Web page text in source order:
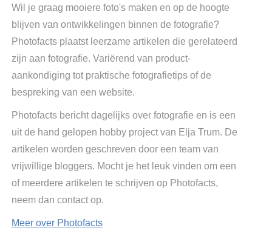
Wil je graag mooiere foto's maken en op de hoogte
blijven van ontwikkelingen binnen de fotografie?
Photofacts plaatst leerzame artikelen die gerelateerd
zijn aan fotografie. Variërend van product-
aankondiging tot praktische fotografietips of de
bespreking van een website.
Photofacts bericht dagelijks over fotografie en is een
uit de hand gelopen hobby project van Elja Trum. De
artikelen worden geschreven door een team van
vrijwillige bloggers. Mocht je het leuk vinden om een
of meerdere artikelen te schrijven op Photofacts,
neem dan contact op.
Meer over Photofacts